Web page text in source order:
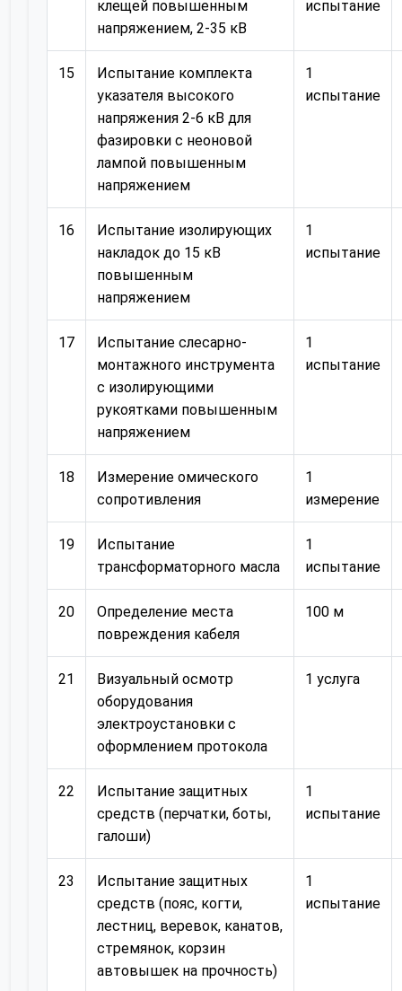
клещей повышенным
напряжением, 2-35 кВ
испытание
15
Испытание комплекта
указателя высокого
напряжения 2-6 кВ для
фазировки с неоновой
лампой повышенным
напряжением
1
испытание
16
Испытание изолирующих
накладок до 15 кВ
повышенным
напряжением
1
испытание
17
Испытание слесарно-
монтажного инструмента
с изолирующими
рукоятками повышенным
напряжением
1
испытание
18
Измерение омического
сопротивления
1
измерение
19
Испытание
трансформаторного масла
1
испытание
20
Определение места
повреждения кабеля
100 м
21
Визуальный осмотр
оборудования
электроустановки с
оформлением протокола
1 услуга
22
Испытание защитных
средств (перчатки, боты,
галоши)
1
испытание
23
Испытание защитных
средств (пояс, когти,
лестниц, веревок, канатов,
стремянок, корзин
автовышек на прочность)
1
испытание